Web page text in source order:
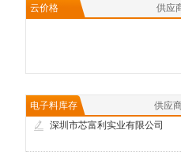
云价格 供应
电子料库存 供应
深圳市芯富利实业有限公司